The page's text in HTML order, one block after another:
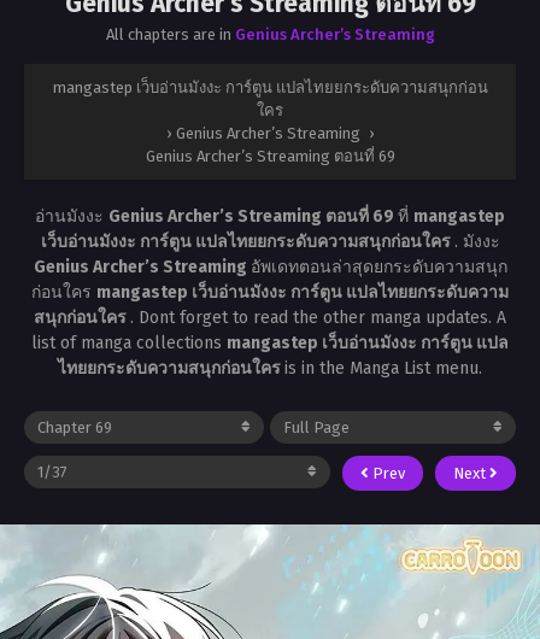
All chapters are in Genius Archer’s Streaming
mangastep เว็บอ่านมังงะ การ์ตูน แปลไทยยกระดับความสนุกก่อน
ใคร
› Genius Archer’s Streaming ›
Genius Archer’s Streaming ตอนที่ 69
อ่านมังงะ Genius Archer’s Streaming ตอนที่ 69 ที่ mangastep
เว็บอ่านมังงะ การ์ตูน แปลไทยยกระดับความสนุกก่อนใคร . มังงะ
Genius Archer’s Streaming อัพเดทตอนล่าสุดยกระดับความสนุก
ก่อนใคร mangastep เว็บอ่านมังงะ การ์ตูน แปลไทยยกระดับความ
สนุกก่อนใคร . Dont forget to read the other manga updates. A
list of manga collections mangastep เว็บอ่านมังงะ การ์ตูน แปล
ไทยยกระดับความสนุกก่อนใครis in the Manga List menu.
Prev Next